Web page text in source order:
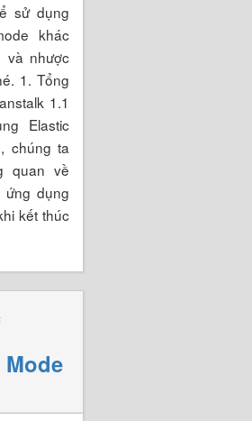
sử dụng
khác
và nhược
1. Tổng
1.1
Elastic
chúng ta
quan về
ứng dụng
kết thúc